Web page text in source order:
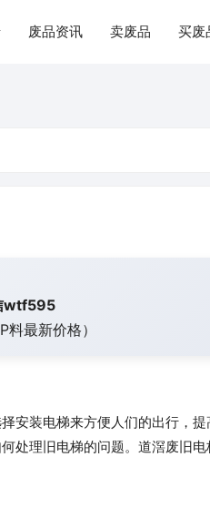
废品资讯 卖废品 买废
wtf595
料最新价格）
安装电梯来方便人们的出行，
处理旧电梯的问题。道滘废旧